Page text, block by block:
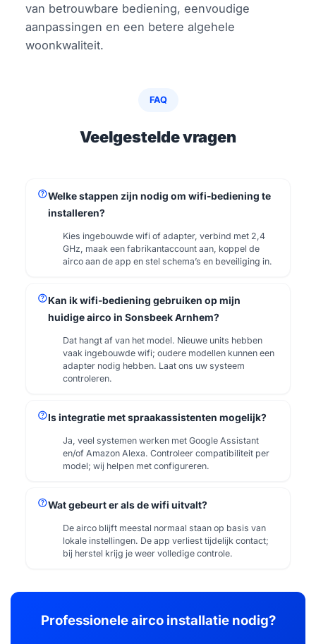
van betrouwbare bediening, eenvoudige
aanpassingen en een betere algehele
woonkwaliteit.
FAQ
Veelgestelde vragen
helpWelke stappen zijn nodig om wifi-bediening te
installeren?
Kies ingebouwde wifi of adapter, verbind met 2,4
GHz, maak een fabrikantaccount aan, koppel de
airco aan de app en stel schema’s en beveiliging in.
helpKan ik wifi-bediening gebruiken op mijn
huidige airco in Sonsbeek Arnhem?
Dat hangt af van het model. Nieuwe units hebben
vaak ingebouwde wifi; oudere modellen kunnen een
adapter nodig hebben. Laat ons uw systeem
controleren.
helpIs integratie met spraakassistenten mogelijk?
Ja, veel systemen werken met Google Assistant
en/of Amazon Alexa. Controleer compatibiliteit per
model; wij helpen met configureren.
helpWat gebeurt er als de wifi uitvalt?
De airco blijft meestal normaal staan op basis van
lokale instellingen. De app verliest tijdelijk contact;
bij herstel krijg je weer volledige controle.
Professionele airco installatie nodig?